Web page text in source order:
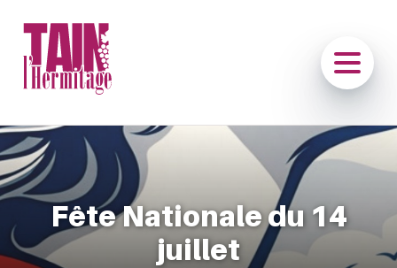
Fête Nationale du 14
juillet